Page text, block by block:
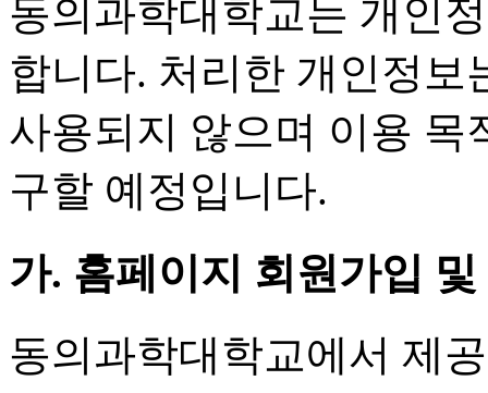
동의과학대학교는 개인
합니다. 처리한 개인정
사용되지 않으며 이용 목
구할 예정입니다.
가. 홈페이지 회원가입
동의과학대학교에서 제